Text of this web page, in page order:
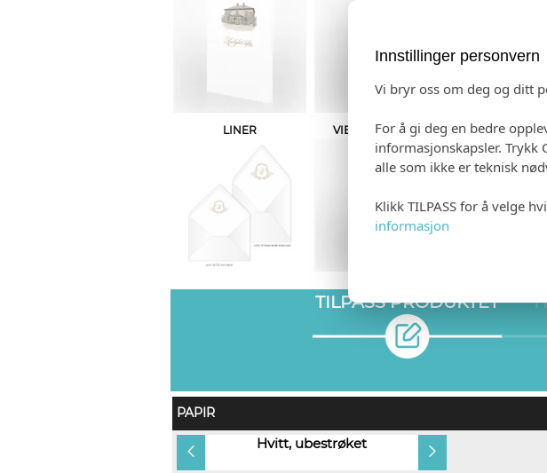
LINER VIELSEPROGRAM SMÅ
TILPASS PRODUKTET
PAPIR
Hvitt, ubestrøket
Innstillinger personvern
Vi bryr oss om deg og ditt
For å gi deg en bedre
informasjonskapsler. Trykk
alle som ikke er teknisk
Klikk TILPASS for å velge
informasjon